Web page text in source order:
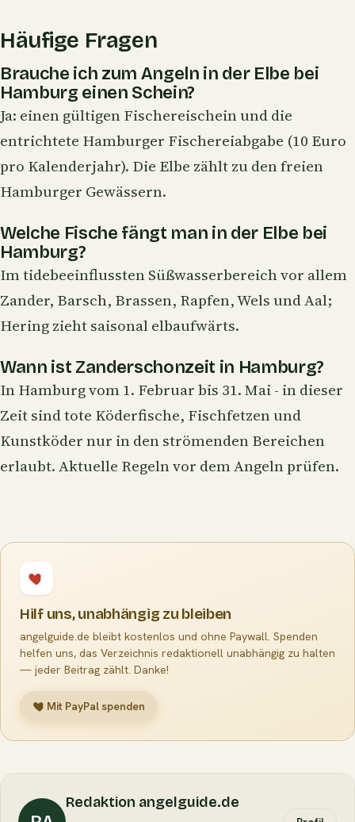
Häufige Fragen
Brauche ich zum Angeln in der Elbe bei
Hamburg einen Schein?
Ja: einen gültigen Fischereischein und die
entrichtete Hamburger Fischereiabgabe (10 Euro
pro Kalenderjahr). Die Elbe zählt zu den freien
Hamburger Gewässern.
Welche Fische fängt man in der Elbe bei
Hamburg?
Im tidebeeinflussten Süßwasserbereich vor allem
Zander, Barsch, Brassen, Rapfen, Wels und Aal;
Hering zieht saisonal elbaufwärts.
Wann ist Zanderschonzeit in Hamburg?
In Hamburg vom 1. Februar bis 31. Mai - in dieser
Zeit sind tote Köderfische, Fischfetzen und
Kunstköder nur in den strömenden Bereichen
erlaubt. Aktuelle Regeln vor dem Angeln prüfen.
Hilf uns, unabhängig zu bleiben
angelguide.de bleibt kostenlos und ohne Paywall. Spenden
helfen uns, das Verzeichnis redaktionell unabhängig zu halten
— jeder Beitrag zählt. Danke!
Mit PayPal spenden
Redaktion angelguide.de